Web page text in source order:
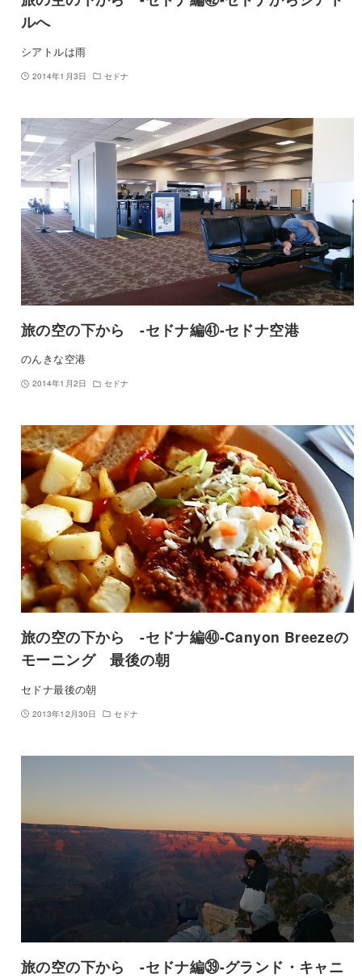
ルへ
シアトルは雨
2014年1月3日 セドナ
旅の空の下から -セドナ編㊶-セドナ空港
のんきな空港
2014年1月2日 セドナ
旅の空の下から -セドナ編㊵-Canyon Breezeの
モーニング 最後の朝
セドナ最後の朝
2013年12月30日 セドナ
旅の空の下から -セドナ編㊴-グランド・キャニ